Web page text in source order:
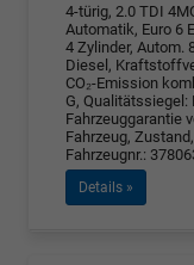
4-türig, 2.0 TDI
Automatik, Euro 6
4 Zylinder, Autom.
Diesel,
CO₂-Emission
G, Qualitätssiegel:
Fahrzeuggarantie
Fahrzeug,
Fahrzeugnr.:
Details »